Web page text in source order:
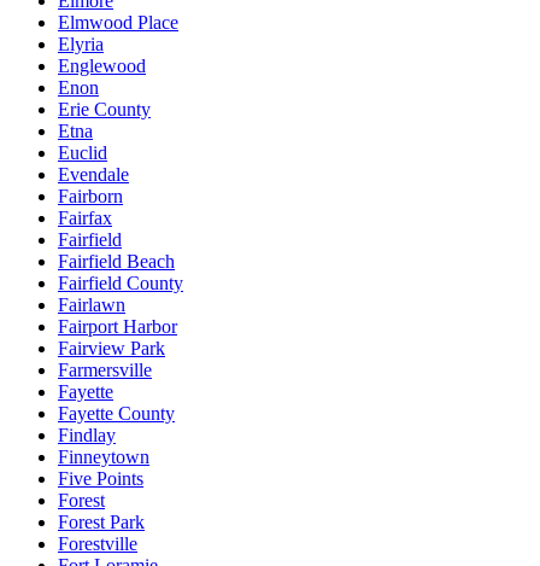
Elmwood Place
Elyria
Englewood
Enon
Erie County
Etna
Euclid
Evendale
Fairborn
Fairfax
Fairfield
Fairfield Beach
Fairfield County
Fairlawn
Fairport Harbor
Fairview Park
Farmersville
Fayette
Fayette County
Findlay
Finneytown
Five Points
Forest
Forest Park
Forestville